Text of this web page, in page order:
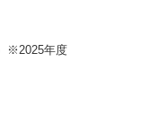
※2025年度